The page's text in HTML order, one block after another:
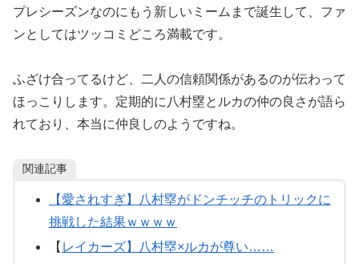
プレシーズンなのにもう新しいミームまで誕生して、ファ
ンとしてはツッコミどころ満載です。
ふざけ合ってるけど、二人の信頼関係があるのが伝わって
ほっこりします。定期的に八村塁とルカの仲の良さが語ら
れており、本当に仲良しのようですね。
関連記事
【愛されすぎ】八村塁がドンチッチのトリックに
挑戦した結果ｗｗｗｗ
【 レイカーズ】八村塁×ルカが尊い……